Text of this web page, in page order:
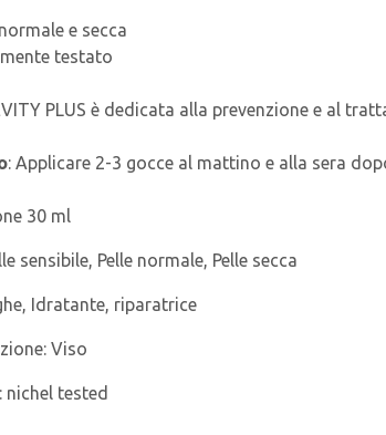
e secca
testato
PLUS è dedicata alla prevenzione e al
: Applicare 2-3 gocce al mattino e alla sera
30 ml
sensibile, Pelle normale, Pelle secca
Idratante, riparatrice
Viso
nichel tested